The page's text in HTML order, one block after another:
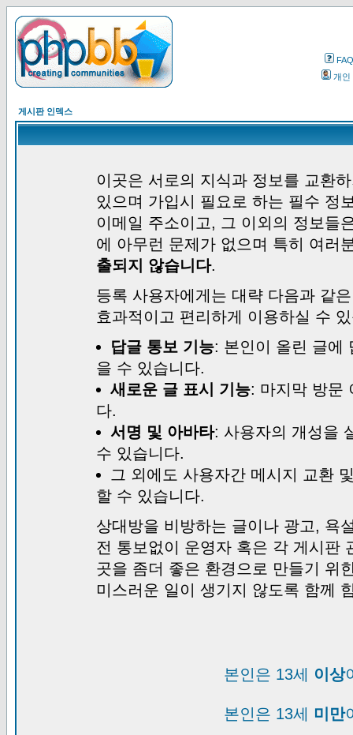
FAQ
개인
게시판 인덱스
이곳은 서로의 지식과 정보를 교환
있으며 가입시 필요로 하는 필수 정
이메일 주소이고, 그 이외의 정보들
에 아무런 문제가 없으며 특히 여러
출되지 않습니다.
등록 사용자에게는 대략 다음과 같
효과적이고 편리하게 이용하실 수
답글 통보 기능: 본인이 올린 글에
을 수 있습니다.
새로운 글 표시 기능: 마지막 방문
다.
서명 및 아바타: 사용자의 개성을
수 있습니다.
그 외에도 사용자간 메시지 교환
할 수 있습니다.
상대방을 비방하는 글이나 광고, 욕
전 통보없이 운영자 혹은 각 게시판
곳을 좀더 좋은 환경으로 만들기 위
미스러운 일이 생기지 않도록 함께
본인은 13세 이상
본인은 13세 미만